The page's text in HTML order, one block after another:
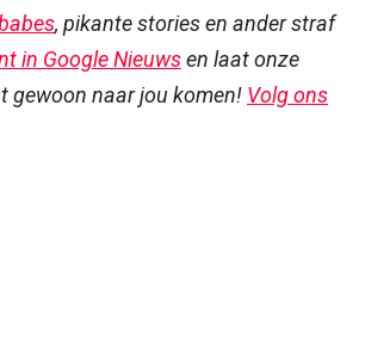
, pikante stories en ander straf
in Google Nieuwsen laat onze
gewoon naar jou komen! Volg ons